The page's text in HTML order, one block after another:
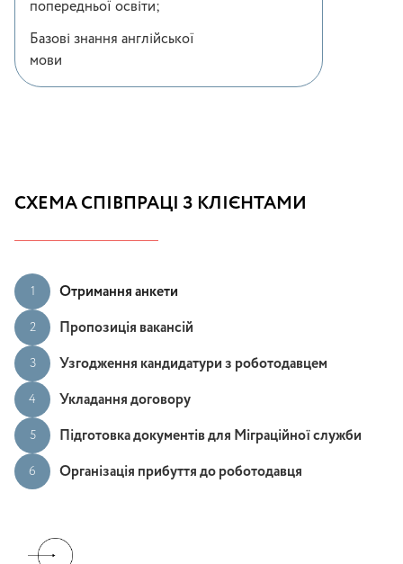
попередньої освіти;
Базові знання англійської
мови
СХЕМА СПІВПРАЦІ З КЛІЄНТАМИ
6 Організація прибуття до роботодавця
5 Підготовка документів для Міграційної служби
4 Укладання договору
3 Узгодження кандидатури з роботодавцем
2 Пропозиція вакансій
1 Отримання анкети